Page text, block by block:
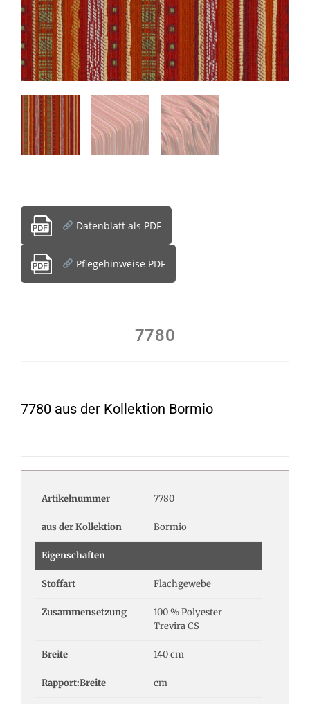
Datenblatt als PDF
Pflegehinweise PDF
7780
7780 aus der Kollektion Bormio
Artikelnummer 7780
aus der Kollektion Bormio
Eigenschaften
Stoffart Flachgewebe
Zusammensetzung
100 % Polyester
Trevira CS
Breite 140 cm
Rapport:Breite cm